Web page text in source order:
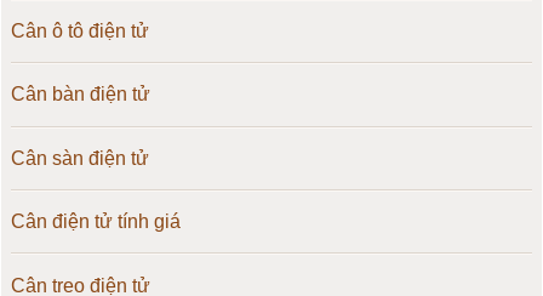
Cân ô tô điện tử
Cân bàn điện tử
Cân sàn điện tử
Cân điện tử tính giá
Cân treo điện tử